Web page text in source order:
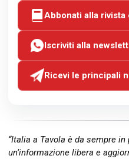
Abbonati alla rivista
Iscriviti alla
Ricevi le principali
“Italia a Tavola è da sempre
un’informazione libera e